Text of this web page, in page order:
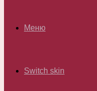
Меню
Switch skin